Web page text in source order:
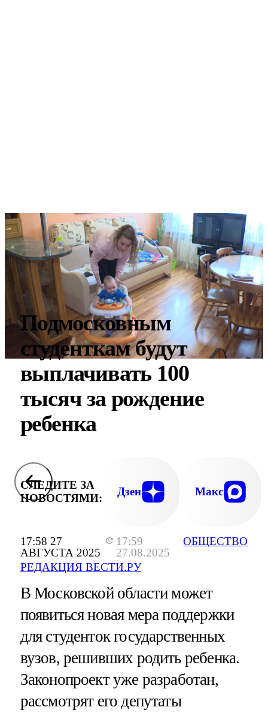
17:58 27
АВГУСТА 2025
17:59
27.08.2025
РЕДАКЦИЯ ВЕСТИ.РУ
ОБЩЕСТВО
Подмосковным
студенткам будут
выплачивать 100
тысяч за рождение
ребенка
СЛЕДИТЕ ЗА
НОВОСТЯМИ:
Дзен Макс
В Московской области может
появиться новая мера поддержки
для студенток государственных
вузов, решивших родить ребенка.
Законопроект уже разработан,
рассмотрят его депутаты